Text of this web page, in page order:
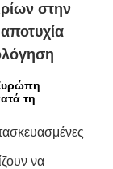
στην
τη
να